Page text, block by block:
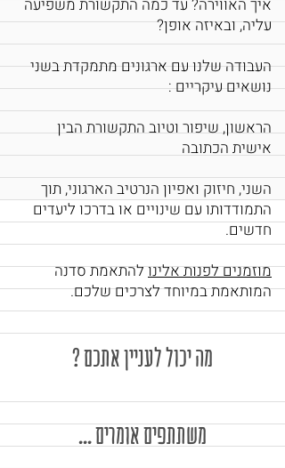
איך האווירה? עד כמה התקשורת משפיעה
עליה, ובאיזה אופן?
העבודה שלנו עם ארגונים מתמקדת בשני
נושאים עיקריים :
הראשון, שיפור וטיוב התקשורת הבין
אישית הכתובה
השני, חיזוק ואפיון הנרטיב הארגוני, תוך
התמודדותו עם שינויים או בדרכו ליעדים
חדשים.
מוזמנים לפנות אלינולהתאמת סדנה
המותאמת במיוחד לצרכים שלכם.
מה יכול לעניין אתכם ?
משתתפים אומרים ...